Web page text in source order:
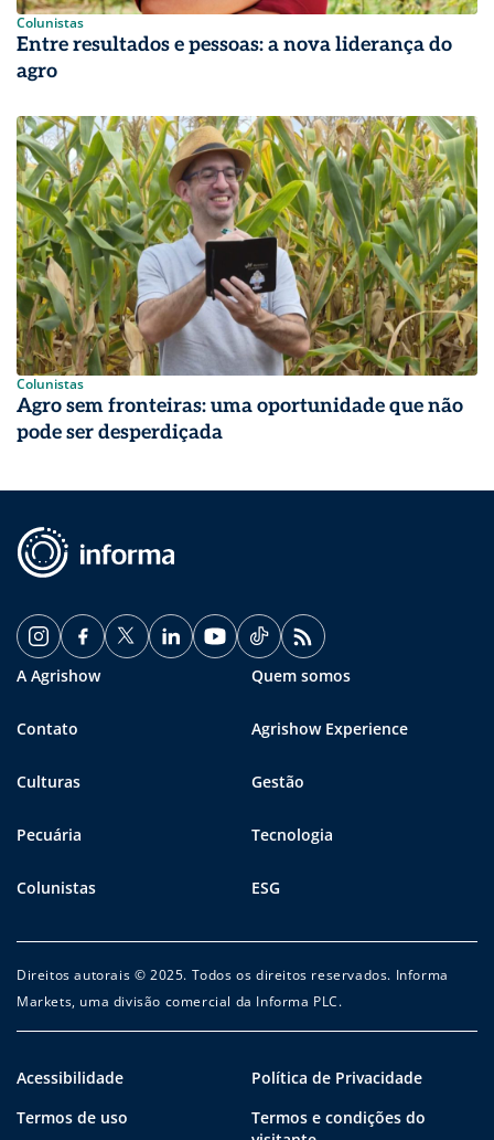
Colunistas
Entre resultados e pessoas: a nova liderança do
agro
Colunistas
Agro sem fronteiras: uma oportunidade que não
pode ser desperdiçada
A Agrishow Quem somos
Contato Agrishow Experience
Culturas Gestão
Pecuária Tecnologia
Colunistas ESG
Direitos autorais © 2025. Todos os direitos reservados. Informa
Markets, uma divisão comercial da Informa PLC.
Acessibilidade
Política de Privacidade
Termos de uso
Termos e condições do